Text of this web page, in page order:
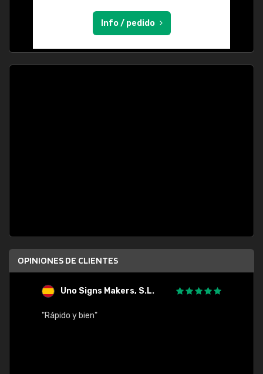
Info / pedido
OPINIONES DE CLIENTES
Uno Signs Makers, S.L.
"Rápido y bien"